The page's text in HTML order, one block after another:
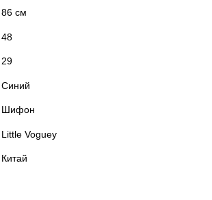
86 см
48
29
Синий
Шифон
Little Voguey
Китай